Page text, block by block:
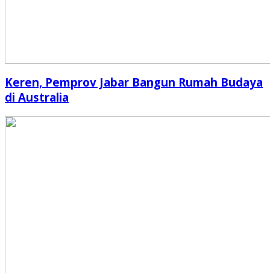
Keren, Pemprov Jabar Bangun Rumah Budaya
di Australia